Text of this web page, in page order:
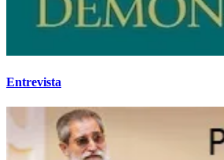
Entrevista